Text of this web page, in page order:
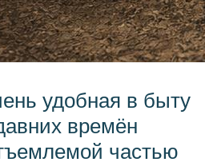
удобная в быту
времён
частью